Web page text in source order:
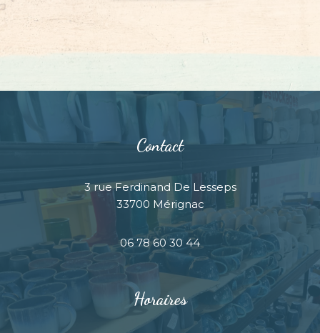
Contact
3 rue Ferdinand De Lesseps
33700 Mérignac
06 78 60 30 44
Horaires